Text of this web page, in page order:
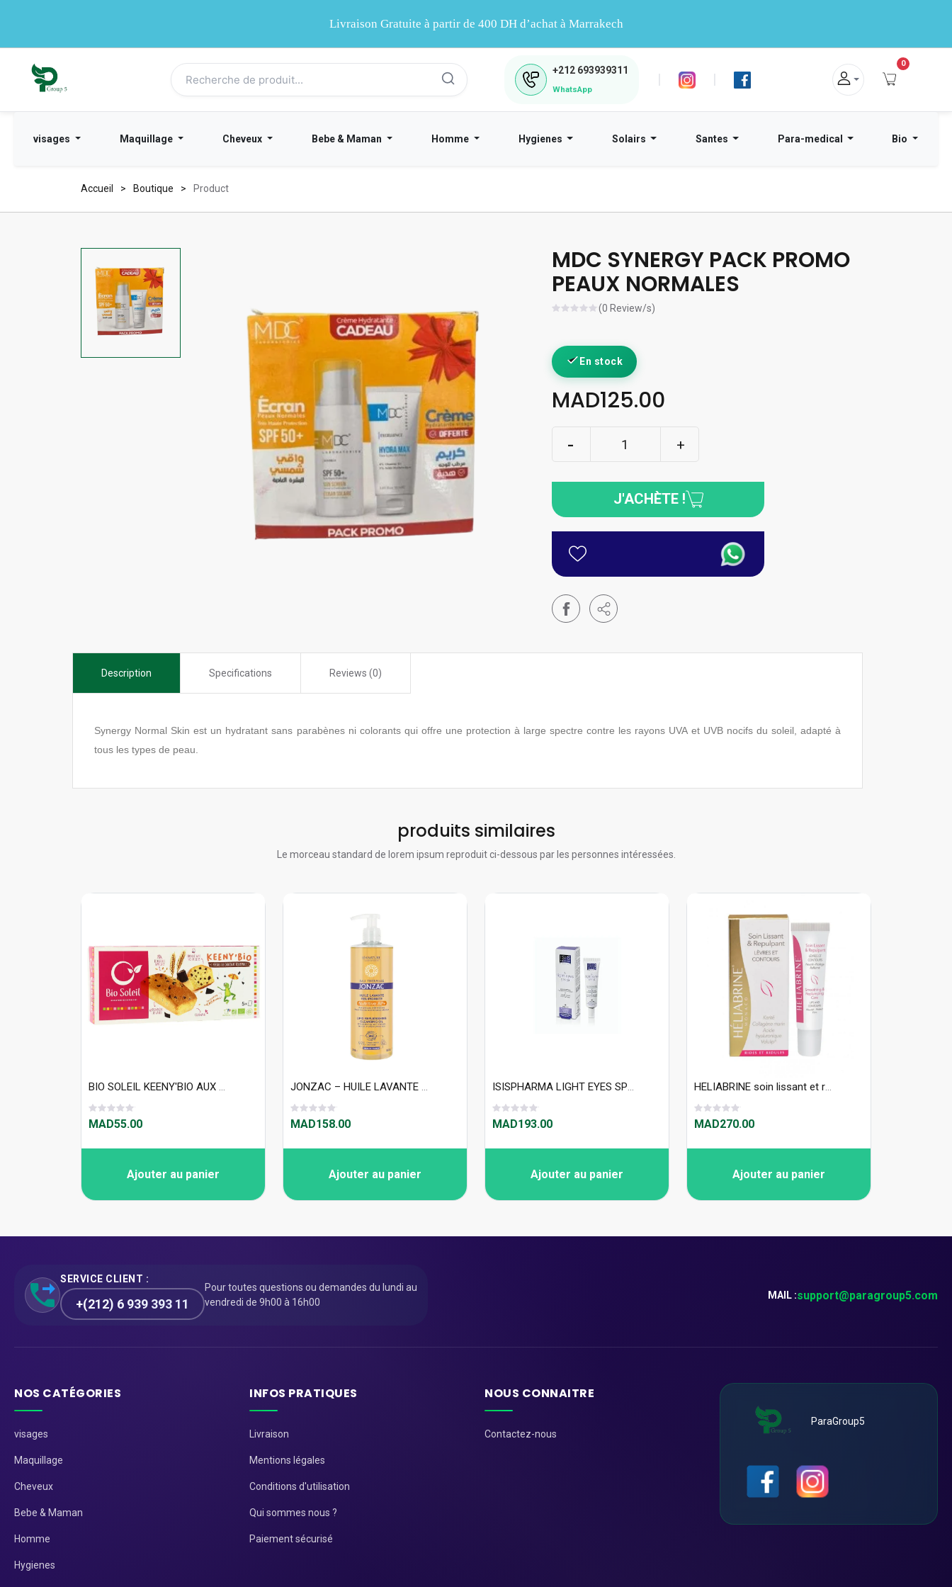
Livraison Gratuite à partir de 400 DH d’achat à Marrakech
+212 693939311
WhatsApp
| |
0
visages Maquillage Cheveux Bebe & Maman Homme Hygienes Solairs Santes Para-medical Bio
Accueil Boutique Product
MDC SYNERGY PACK PROMO
PEAUX NORMALES
(0 Review/s)
En stock
MAD125.00
J'ACHÈTE !
Description Specifications Reviews (0)
Synergy Normal Skin est un hydratant sans parabènes ni colorants qui offre une protection à large spectre contre les rayons UVA et UVB nocifs du soleil, adapté à
tous les types de peau.
produits similaires
Le morceau standard de lorem ipsum reproduit ci-dessous par les personnes intéressées.
BIO SOLEIL KEENY'BIO AUX PEPITES DE CHOCOLAT 150G
MAD55.00
Ajouter au panier
JONZAC – HUILE LAVANTE RELIPIDANTE – ANTI-GRATTAGE 500ml
MAD158.00
Ajouter au panier
ISISPHARMA LIGHT EYES SPF 30 15ML
MAD193.00
Ajouter au panier
HELIABRINE soin lissant et repulpant LEVRES 15ml
MAD270.00
Ajouter au panier
SERVICE CLIENT :
+(212) 6 939 393 11
Pour toutes questions ou demandes du lundi au
vendredi de 9h00 à 16h00
MAIL :support@paragroup5.com
NOS CATÉGORIES
visages
Maquillage
Cheveux
Bebe & Maman
Homme
Hygienes
INFOS PRATIQUES
Livraison
Mentions légales
Conditions d'utilisation
Qui sommes nous ?
Paiement sécurisé
NOUS CONNAITRE
Contactez-nous
ParaGroup5